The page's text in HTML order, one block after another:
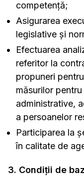
competenţă;
Asigurarea
legislative şi
Efectuarea
referitor la
propuneri
măsurilor
administrative,
a persoanelor
Participarea la
în calitate de
3. Condiţii de